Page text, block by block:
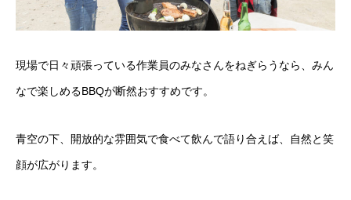
現場で日々頑張っている作業員のみなさんをねぎらうなら、みん
なで楽しめるBBQが断然おすすめです。
青空の下、開放的な雰囲気で食べて飲んで語り合えば、自然と笑
顔が広がります。